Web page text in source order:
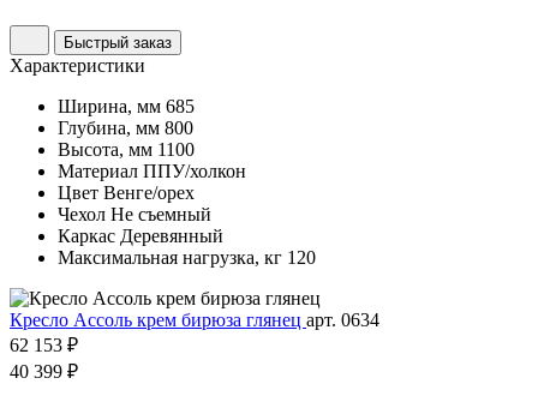
Быстрый заказ
Характеристики
Ширина, мм 685
Глубина, мм 800
Высота, мм 1100
Материал ППУ/холкон
Цвет Венге/орех
Чехол Не съемный
Каркас Деревянный
Максимальная нагрузка, кг 120
Кресло Ассоль крем бирюза глянец арт. 0634
62 153 ₽
40 399 ₽